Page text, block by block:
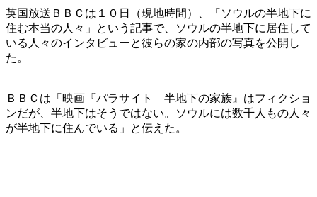
英国放送ＢＢＣは１０日（現地時間）、「ソウルの半地下に
住む本当の人々」という記事で、ソウルの半地下に居住して
いる人々のインタビューと彼らの家の内部の写真を公開し
た。
ＢＢＣは「映画『パラサイト 半地下の家族』はフィクショ
ンだが、半地下はそうではない。ソウルには数千人もの人々
が半地下に住んでいる」と伝えた。